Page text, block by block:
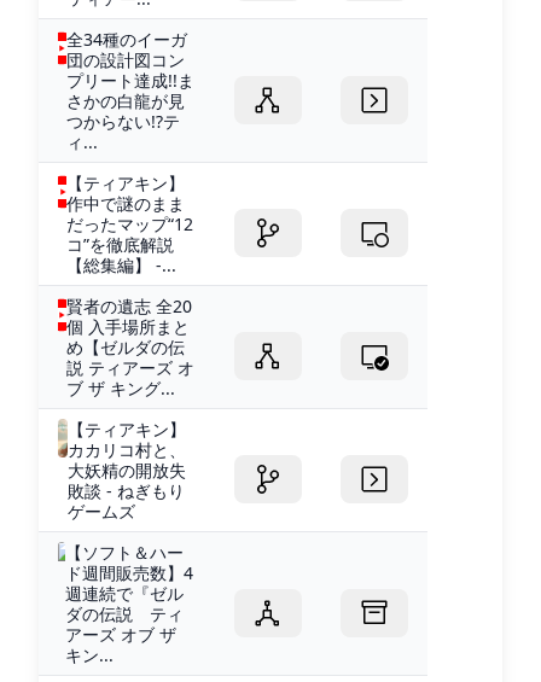
全34種のイーガ
団の設計図コン
プリート達成!!ま
さかの白龍が見
つからない!?テ
ィ...
【ティアキン】
作中で謎のまま
だったマップ“12
コ”を徹底解説
【総集編】 -...
賢者の遺志 全20
個 入手場所まと
め【ゼルダの伝
説 ティアーズ オ
ブ ザ キング...
【ティアキン】
カカリコ村と、
大妖精の開放失
敗談 - ねぎもり
ゲームズ
【ソフト＆ハー
ド週間販売数】4
週連続で『ゼル
ダの伝説 ティ
アーズ オブ ザ
キン...